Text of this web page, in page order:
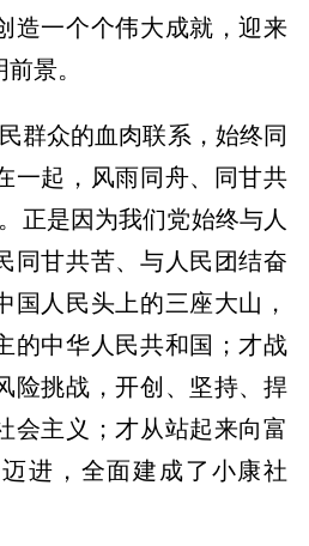
造一个个伟大成就，迎来
景。
群众的血肉联系，始终同
一起，风雨同舟、同甘共
正是因为我们党始终与人
同甘共苦、与人民团结奋
国人民头上的三座大山，
的中华人民共和国；才战
险挑战，开创、坚持、捍
会主义；才从站起来向富
进，全面建成了小康社